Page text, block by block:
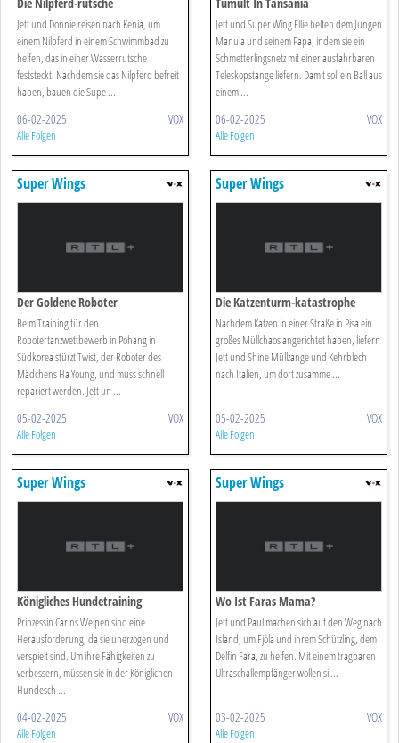
Die Nilpferd-rutsche
Jett und Donnie reisen nach Kenia, um
einem Nilpferd in einem Schwimmbad zu
helfen, das in einer Wasserrutsche
feststeckt. Nachdem sie das Nilpferd befreit
haben, bauen die Supe ...
06-02-2025 VOX
Alle Folgen
Tumult In Tansania
Jett und Super Wing Ellie helfen dem Jungen
Manula und seinem Papa, indem sie ein
Schmetterlingsnetz mit einer ausfahrbaren
Teleskopstange liefern. Damit soll ein Ball aus
einem ...
06-02-2025 VOX
Alle Folgen
Super Wings
Der Goldene Roboter
Beim Training für den
Robotertanzwettbewerb in Pohang in
Südkorea stürzt Twist, der Roboter des
Mädchens Ha Young, und muss schnell
repariert werden. Jett un ...
05-02-2025 VOX
Alle Folgen
Super Wings
Die Katzenturm-katastrophe
Nachdem Katzen in einer Straße in Pisa ein
großes Müllchaos angerichtet haben, liefern
Jett und Shine Müllzange und Kehrblech
nach Italien, um dort zusamme ...
05-02-2025 VOX
Alle Folgen
Super Wings
Königliches Hundetraining
Prinzessin Carins Welpen sind eine
Herausforderung, da sie unerzogen und
verspielt sind. Um ihre Fähigkeiten zu
verbessern, müssen sie in der Königlichen
Hundesch ...
04-02-2025 VOX
Alle Folgen
Super Wings
Wo Ist Faras Mama?
Jett und Paul machen sich auf den Weg nach
Island, um Fjòla und ihrem Schützling, dem
Delfin Fara, zu helfen. Mit einem tragbaren
Ultraschallempfänger wollen si ...
03-02-2025 VOX
Alle Folgen